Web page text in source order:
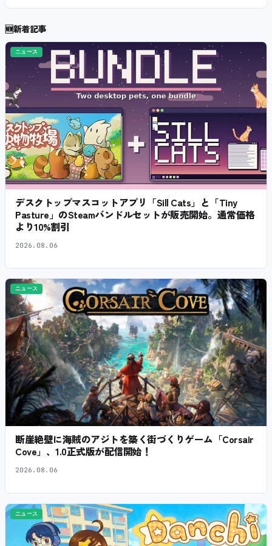
🆕新着記事
ニュース
デスクトップマスコットアプリ「Sill Cats」と「Tiny
Pasture」のSteamバンドルセットが販売開始。通常価格
より10%割引
2026.08.06
ニュース
断崖絶壁に海賊のアジトを築く街づくりゲーム「Corsair
Cove」、1.0正式版が配信開始！
2026.08.06
ニュース